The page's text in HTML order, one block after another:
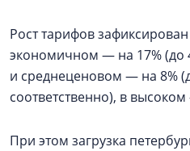
Рост тарифов
экономичном — на 17% (до
и среднеценовом — на 8%
соответственно), в
При этом загрузка